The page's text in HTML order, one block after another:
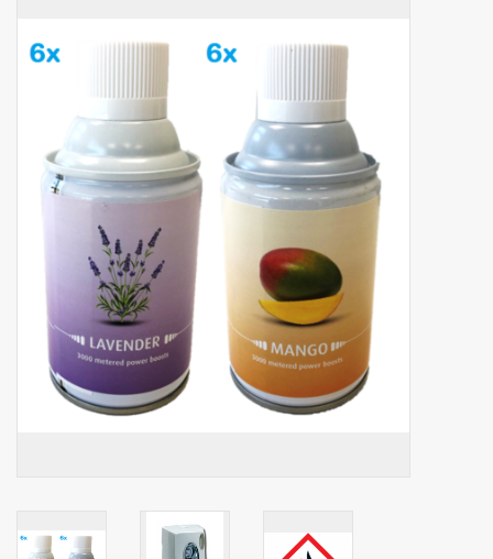
Biscuits apéritifs / Snacks salés
Botanicals
Bonbons pour la bonbonnière
Rouleaux de caisse thermiques
Produits d'hygiène
Cadeaux d'entreprise
Matériel d'emballage